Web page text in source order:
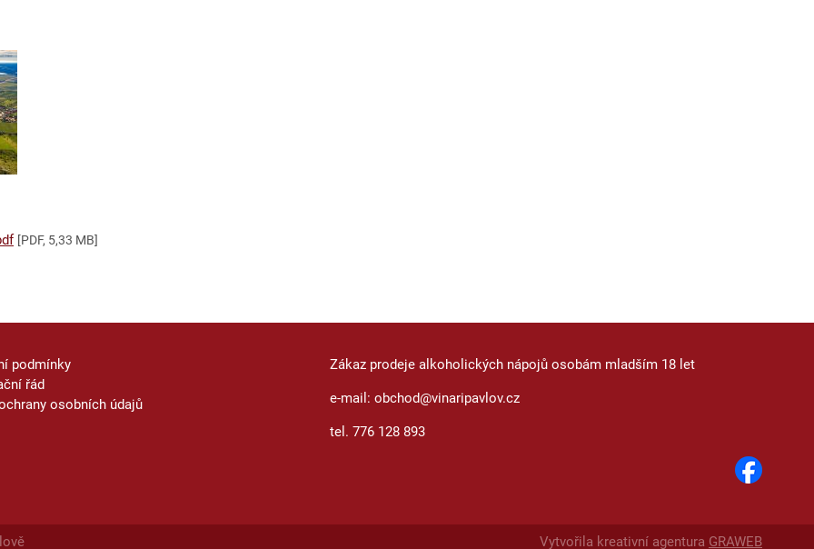
[PDF, 5,33 MB]
podmínky
řád
osobních údajů
Zákaz prodeje alkoholických nápojů osobám mladším 18 let
e-mail: obchod@vinaripavlov.cz
tel. 776 128 893
Vytvořila kreativní agentura GRAWEB